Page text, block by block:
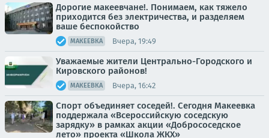
Дорогие макеевчане!. Понимаем, как тяжело
приходится без электричества, и разделяем
ваше беспокойство
МАКЕЕВКА Вчера, 19:49
Уважаемые жители Центрально-Городского и
Кировского районов!
МАКЕЕВКА Вчера, 16:42
Спорт объединяет соседей!. Сегодня Макеевка
поддержала «Всероссийскую соседскую
зарядку» в рамках акции «Добрососедское
лето» проекта «Школа ЖКХ»